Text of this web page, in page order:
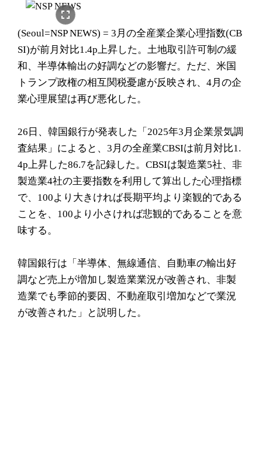
fullscreen
(Seoul=NSP NEWS) = 3月の全産業企業心理指数(CB
SI)が前月対比1.4p上昇した。土地取引許可制の緩
和、半導体輸出の好調などの影響だ。ただ、米国
トランプ政権の相互関税憂慮が反映され、4月の企
業心理展望は再び悪化した。
26日、韓国銀行が発表した「2025年3月企業景気調
査結果」によると、3月の全産業CBSIは前月対比1.
4p上昇した86.7を記録した。CBSIは製造業5社、非
製造業4社の主要指数を利用して算出した心理指標
で、100より大きければ長期平均より楽観的である
ことを、100より小さければ悲観的であることを意
味する。
韓国銀行は「半導体、無線通信、自動車の輸出好
調など売上が増加し製造業業況が改善され、非製
造業でも季節的要因、不動産取引増加などで業況
が改善された」と説明した。